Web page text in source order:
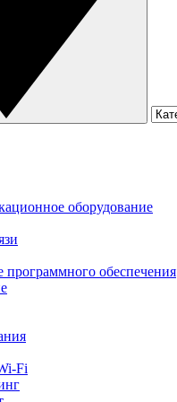
оборудование
обеспечения
Fi